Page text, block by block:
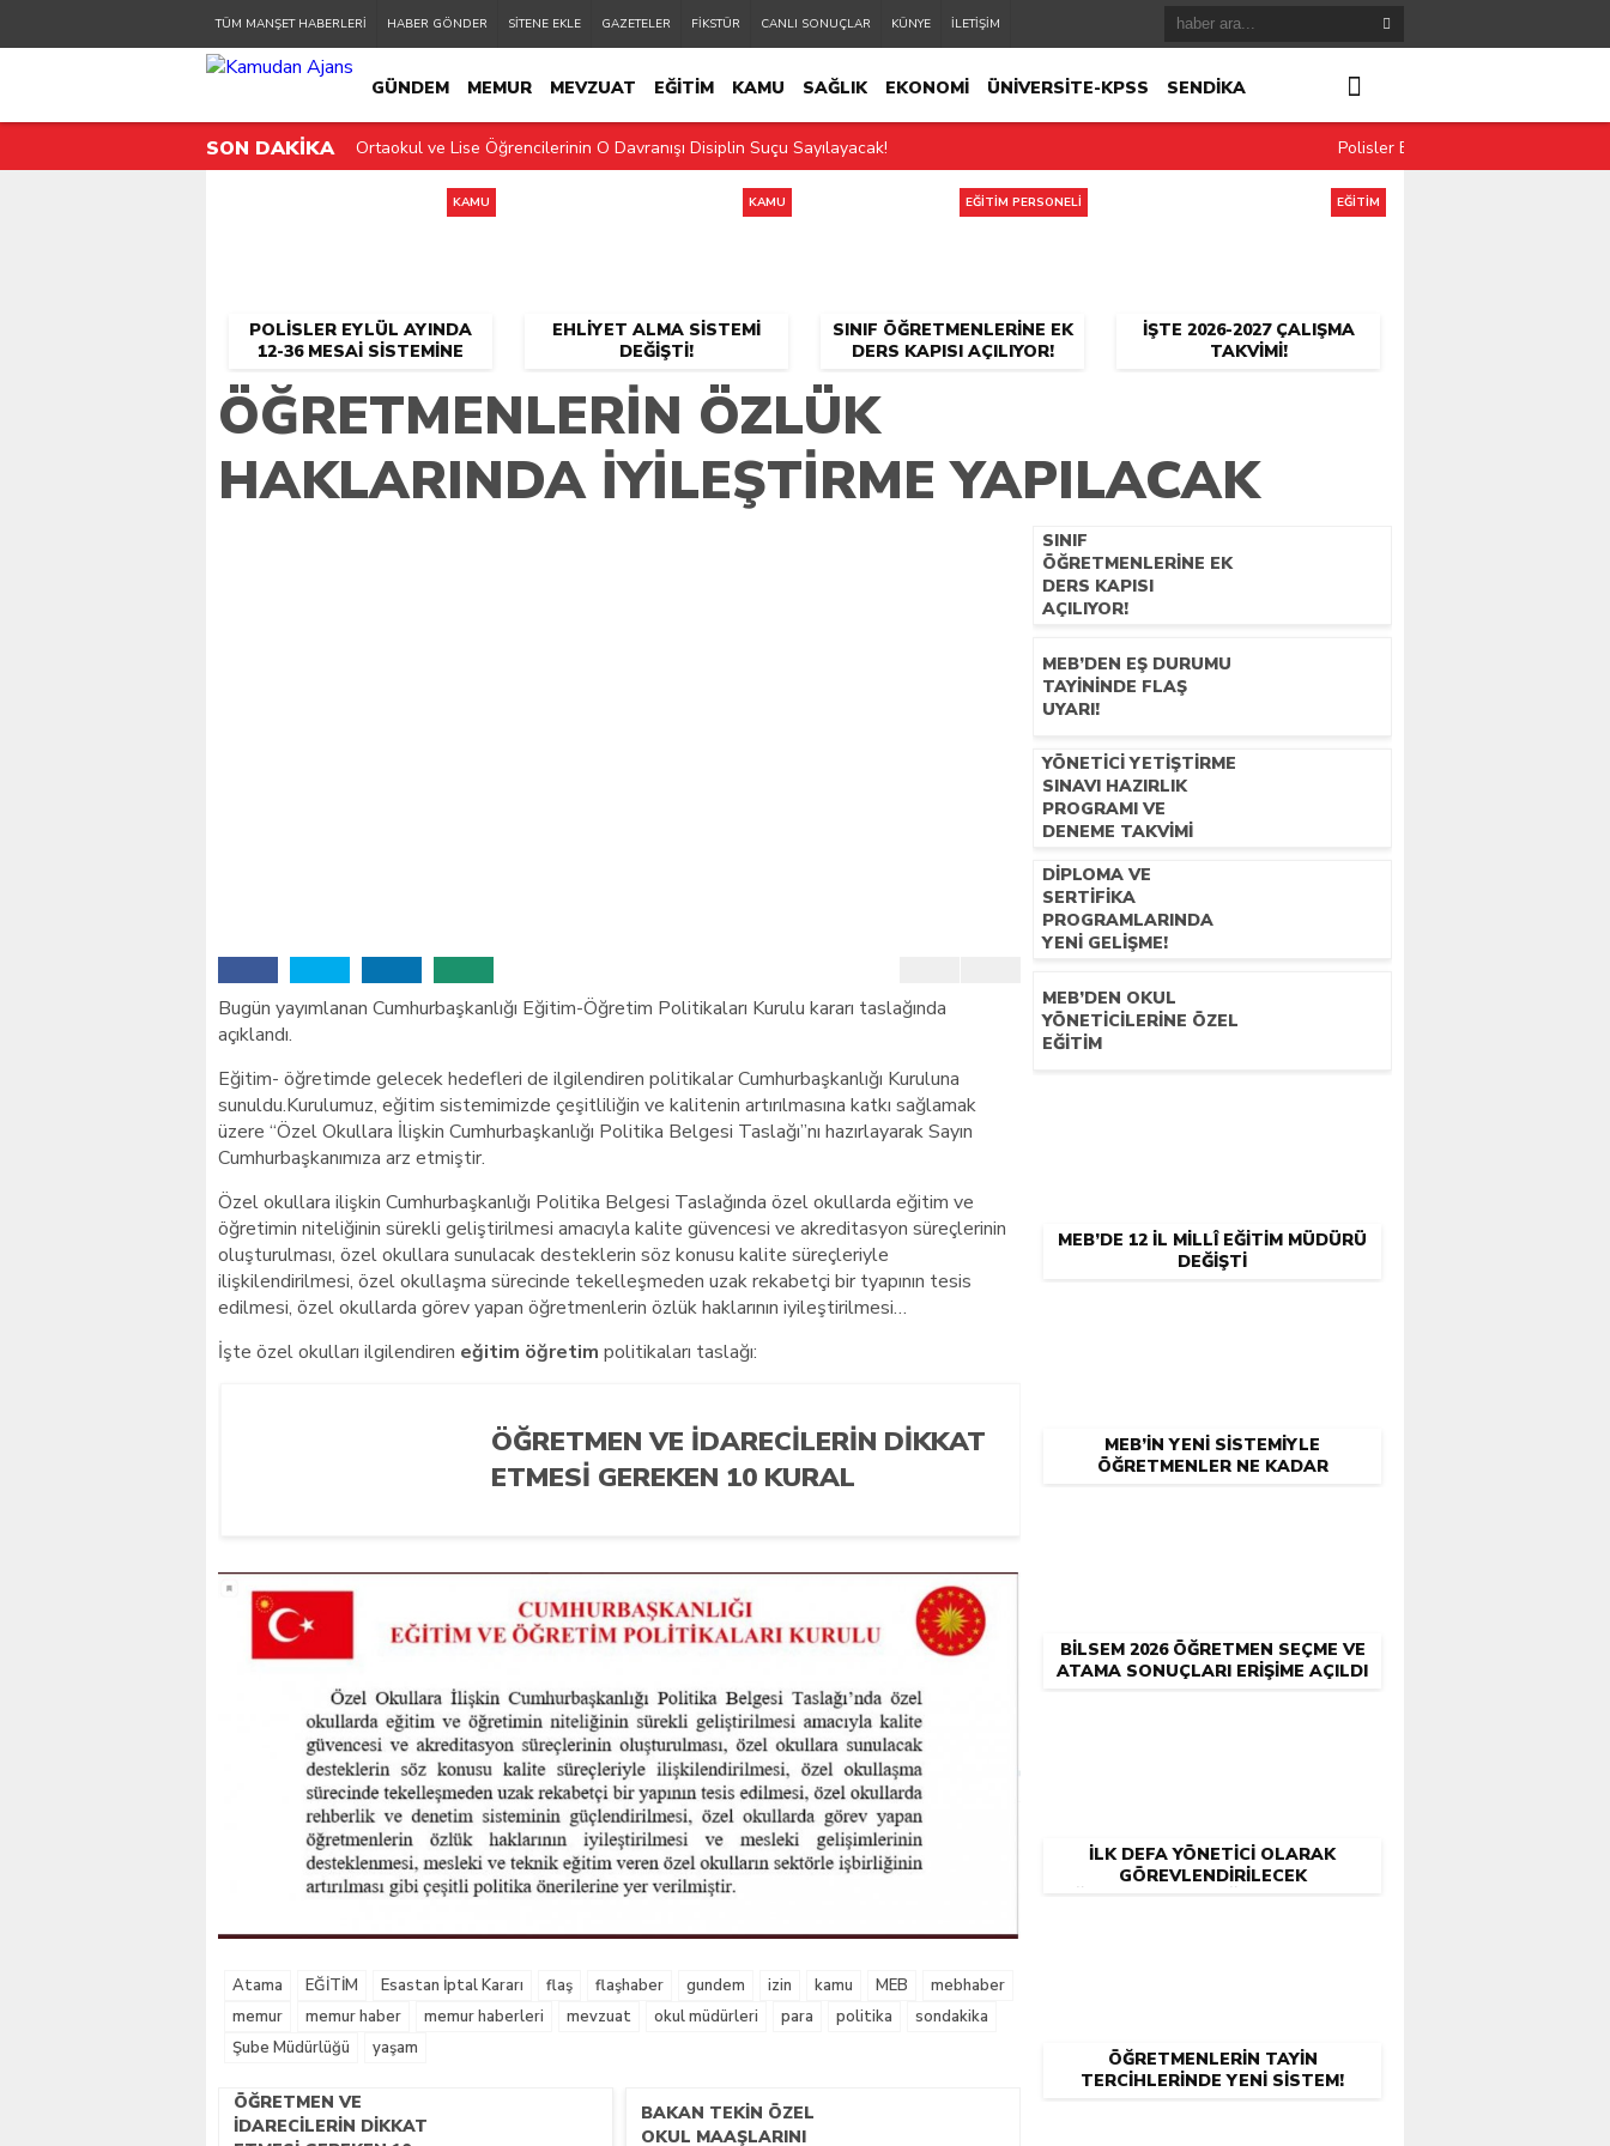
TÜM MANŞET HABERLERİ HABER GÖNDER SİTENE EKLE GAZETELER FİKSTÜR CANLI SONUÇLAR KÜNYE İLETİŞİM
GÜNDEM MEMUR MEVZUAT EĞİTİM KAMU SAĞLIK EKONOMİ ÜNİVERSİTE-KPSS SENDİKA
KAMU PERSONELİ EĞİTİM PERSONELİ 2.MANŞET SON DAKİKA
SON DAKİKA Ortaokul ve Lise Öğrencilerinin O Davranışı Disiplin Suçu Sayılayacak! Polisler Eylül Ayında 12-36 Mesai
POLISLER EYLÜL AYINDA
12-36 MESAI SISTEMINE
KAMU
EHLIYET ALMA SISTEMI
DEĞIŞTI!
KAMU
SINIF ÖĞRETMENLERINE EK
DERS KAPISI AÇILIYOR!
EĞİTİM PERSONELİ
İŞTE 2026-2027 ÇALIŞMA
TAKVIMI!
EĞİTİM
ÖĞRETMENLERIN ÖZLÜK
HAKLARINDA IYILEŞTIRME YAPILACAK
Bugün yayımlanan Cumhurbaşkanlığı Eğitim-Öğretim Politikaları Kurulu kararı taslağında
açıklandı.
Eğitim- öğretimde gelecek hedefleri de ilgilendiren politikalar Cumhurbaşkanlığı Kuruluna
sunuldu.Kurulumuz, eğitim sistemimizde çeşitliliğin ve kalitenin artırılmasına katkı sağlamak
üzere “Özel Okullara İlişkin Cumhurbaşkanlığı Politika Belgesi Taslağı”nı hazırlayarak Sayın
Cumhurbaşkanımıza arz etmiştir.
Özel okullara ilişkin Cumhurbaşkanlığı Politika Belgesi Taslağında özel okullarda eğitim ve
öğretimin niteliğinin sürekli geliştirilmesi amacıyla kalite güvencesi ve akreditasyon süreçlerinin
oluşturulması, özel okullara sunulacak desteklerin söz konusu kalite süreçleriyle
ilişkilendirilmesi, özel okullaşma sürecinde tekelleşmeden uzak rekabetçi bir tyapının tesis
edilmesi, özel okullarda görev yapan öğretmenlerin özlük haklarının iyileştirilmesi…
İşte özel okulları ilgilendiren eğitim öğretim politikaları taslağı:
ÖĞRETMEN VE İDARECILERIN DIKKAT
ETMESI GEREKEN 10 KURAL
Atama EĞİTİM Esastan İptal Kararı flaş flaşhaber gundem izin kamu MEB
mebhaber
memur
memur haber memur haberleri mevzuat okul müdürleri para politika
sondakika
Şube Müdürlüğü
yaşam
ÖĞRETMEN VE
İDARECILERIN DIKKAT
BAKAN TEKIN ÖZEL
OKUL MAAŞLARINI
SINIF
ÖĞRETMENLERINE EK
DERS KAPISI
AÇILIYOR!
MEB’DEN EŞ DURUMU
TAYININDE FLAŞ
UYARI!
YÖNETICI YETIŞTIRME
SINAVI HAZIRLIK
PROGRAMI VE
DENEME TAKVIMI
DIPLOMA VE
SERTIFIKA
PROGRAMLARINDA
YENI GELIŞME!
MEB’DEN OKUL
YÖNETICILERINE ÖZEL
EĞITIM
MEB’DE 12 İL MILLÎ EĞITIM MÜDÜRÜ
DEĞIŞTI
MEB’IN YENI SISTEMIYLE
ÖĞRETMENLER NE KADAR
BİLSEM 2026 ÖĞRETMEN SEÇME VE
ATAMA SONUÇLARI ERIŞIME AÇILDI
İLK DEFA YÖNETICI OLARAK
GÖREVLENDIRILECEK
ÖĞRETMENLERIN TAYIN
TERCIHLERINDE YENI SISTEM!